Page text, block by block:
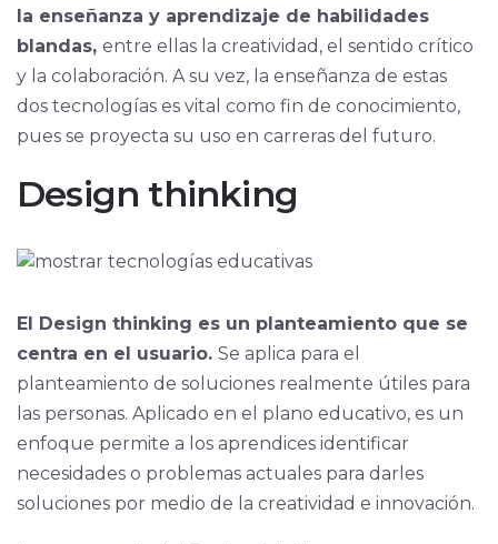
la enseñanza y aprendizaje de habilidades
blandas, entre ellas la creatividad, el sentido crítico
y la colaboración. A su vez, la enseñanza de estas
dos tecnologías es vital como fin de conocimiento,
pues se proyecta su uso en carreras del futuro.
Design thinking
El Design thinking es un planteamiento que se
centra en el usuario. Se aplica para el
planteamiento de soluciones realmente útiles para
las personas. Aplicado en el plano educativo, es un
enfoque permite a los aprendices identificar
necesidades o problemas actuales para darles
soluciones por medio de la creatividad e innovación.